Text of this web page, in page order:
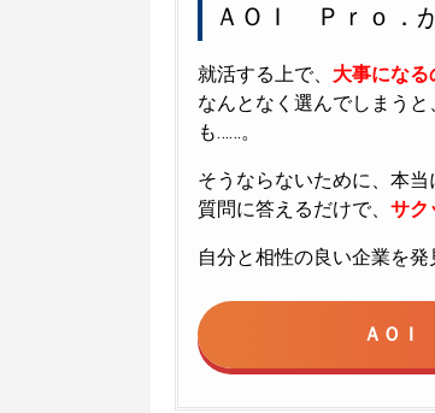
ＡＯＩ Ｐｒｏ．
就活する上で、 大事にな
なんとなく選んでしまう
も……。
そうならないために、本
質問に答えるだけで、 サク
自分と相性の良い企業を
ＡＯＩ